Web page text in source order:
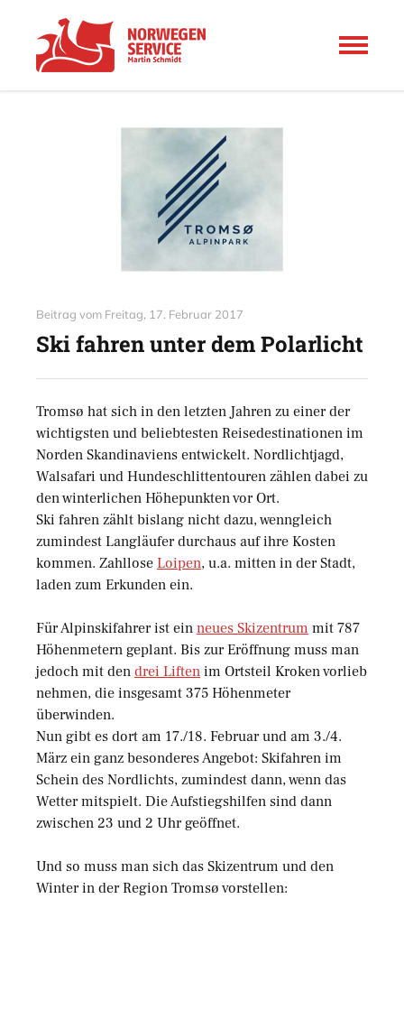
Beitrag vom Freitag, 17. Februar 2017
Ski fahren unter dem Polarlicht
Tromsø hat sich in den letzten Jahren zu einer der
wichtigsten und beliebtesten Reisedestinationen im
Norden Skandinaviens entwickelt. Nordlichtjagd,
Walsafari und Hundeschlittentouren zählen dabei zu
den winterlichen Höhepunkten vor Ort.
Ski fahren zählt bislang nicht dazu, wenngleich
zumindest Langläufer durchaus auf ihre Kosten
kommen. Zahllose Loipen, u.a. mitten in der Stadt,
laden zum Erkunden ein.
Für Alpinskifahrer ist ein neues Skizentrum mit 787
Höhenmetern geplant. Bis zur Eröffnung muss man
jedoch mit den drei Liften im Ortsteil Kroken vorlieb
nehmen, die insgesamt 375 Höhenmeter
überwinden.
Nun gibt es dort am 17./18. Februar und am 3./4.
März ein ganz besonderes Angebot: Skifahren im
Schein des Nordlichts, zumindest dann, wenn das
Wetter mitspielt. Die Aufstiegshilfen sind dann
zwischen 23 und 2 Uhr geöffnet.
Und so muss man sich das Skizentrum und den
Winter in der Region Tromsø vorstellen: